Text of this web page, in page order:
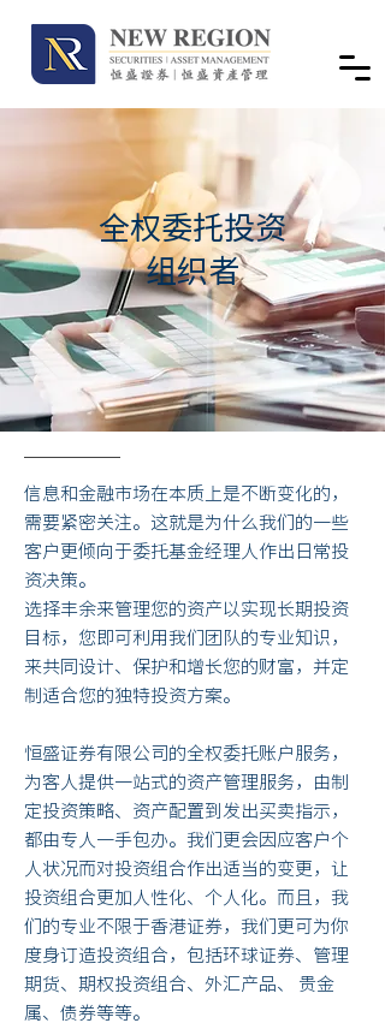
全权委托投资
组织者
信息和金融市场在本质上是不断变化的，
需要紧密关注。这就是为什么我们的一些
客户更倾向于委托基金经理人作出日常投
资决策。
选择丰余来管理您的资产以实现长期投资
目标，您即可利用我们团队的专业知识，
来共同设计、保护和增长您的财富，并定
制适合您的独特投资方案。
恒盛证券有限公司的全权委托账户服务，
为客人提供一站式的资产管理服务，由制
定投资策略、资产配置到发出买卖指示，
都由专人一手包办。我们更会因应客户个
人状况而对投资组合作出适当的变更，让
投资组合更加人性化、个人化。而且，我
们的专业不限于香港证券，我们更可为你
度身订造投资组合，包括环球证券、管理
期货、期权投资组合、外汇产品、 贵金
属、债券等等。